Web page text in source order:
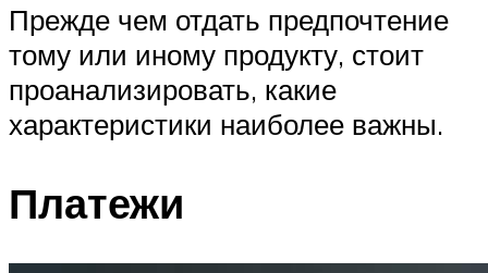
Прежде чем отдать предпочтение
тому или иному продукту, стоит
проанализировать, какие
характеристики наиболее важны.
Платежи